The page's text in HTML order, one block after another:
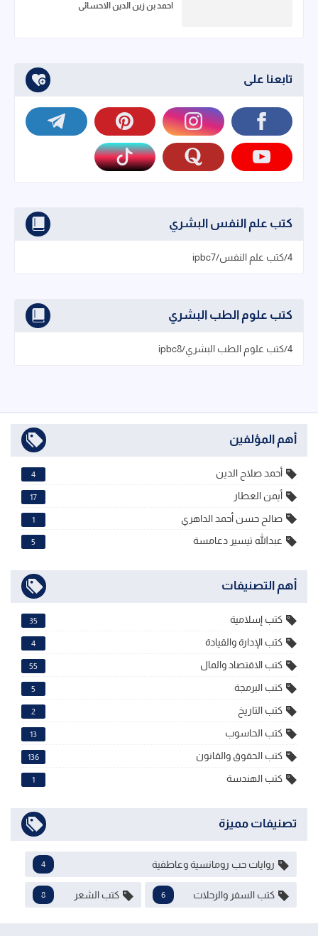
احمد بن زين الدين الاحسائي
تابعنا على
كتب علم النفس البشري
4/كتب علم النفس/ipbc7
كتب علوم الطب البشري
4/كتب علوم الطب البشري/ipbc8
أهم المؤلفين
أحمد صلاح الدين 4
أيمن العطار 17
صالح حسن أحمد الداهري 1
عبدالله تيسير دعامسة 5
أهم التصنيفات
كتب إسلامية 35
كتب الإدارة والقيادة 4
كتب الاقتصاد والمال 55
كتب البرمجة 5
كتب التاريخ 2
كتب الحاسوب 13
كتب الحقوق والقانون 136
كتب الهندسة 1
تصنيفات مميزة
روايات حب رومانسية وعاطفية 4
كتب السفر والرحلات 6 كتب الشعر 8